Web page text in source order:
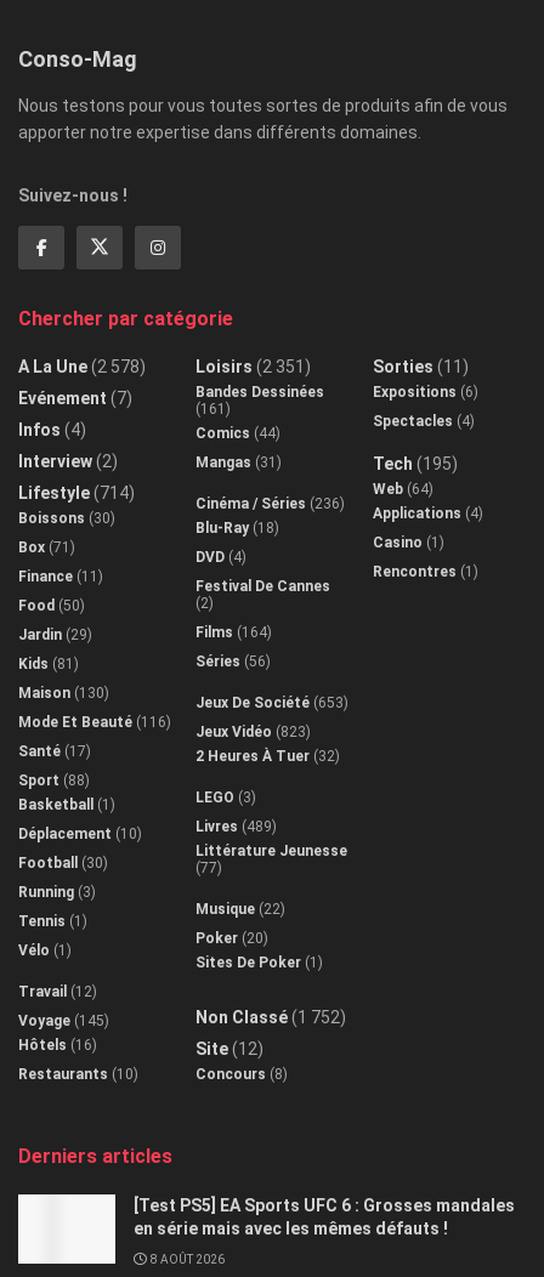
Conso-Mag
Nous testons pour vous toutes sortes de produits afin de vous
apporter notre expertise dans différents domaines.
Suivez-nous !
Chercher par catégorie
A La Une(2 578)
Evénement (7)
Infos (4)
Interview(2)
Lifestyle(714)
Boissons (30)
Box (71)
Finance (11)
Food (50)
Jardin (29)
Kids (81)
Maison (130)
Mode Et Beauté (116)
Santé (17)
Sport (88)
Basketball
(1)
Déplacement (10)
Football
(30)
Running (3)
Tennis (1)
Vélo (1)
Travail (12)
Voyage (145)
Hôtels (16)
Restaurants (10)
Loisirs (2 351)
Bandes Dessinées
(161)
Comics (44)
Mangas (31)
Cinéma / Séries (236)
Blu-Ray(18)
DVD (4)
Festival De Cannes
(2)
Films (164)
Séries (56)
Jeux De Société (653)
Jeux Vidéo (823)
2 Heures À Tuer (32)
LEGO (3)
Livres (489)
Littérature Jeunesse
(77)
Musique (22)
Poker (20)
Sites De Poker (1)
Non Classé(1 752)
Site(12)
Concours (8)
Sorties (11)
Expositions (6)
Spectacles (4)
Tech (195)
Web (64)
Applications (4)
Casino (1)
Rencontres (1)
Derniers articles
[Test PS5] EA Sports UFC 6 : Grosses mandales
en série mais avec les mêmes défauts !
8 AOÛT 2026